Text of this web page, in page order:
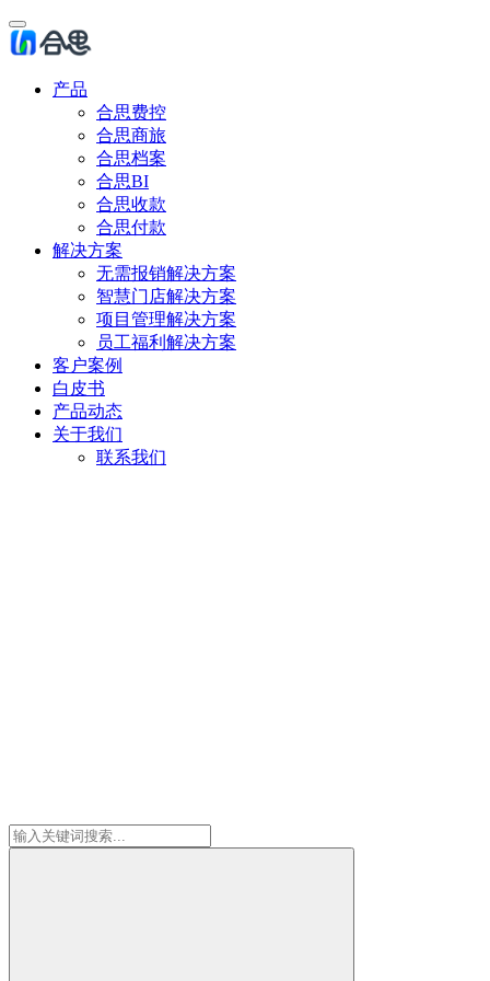
产品
合思费控
合思商旅
合思档案
合思BI
合思收款
合思付款
解决方案
无需报销解决方案
智慧门店解决方案
项目管理解决方案
员工福利解决方案
客户案例
白皮书
产品动态
关于我们
联系我们